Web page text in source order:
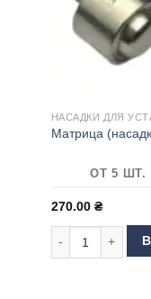
(8 матриц в комплекте)
НАСАДКИ ДЛЯ
Матрица
ОТ 5 ШТ.
270.00 ₴
Количество